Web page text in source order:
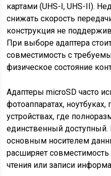
картами (UHS-I, UHS-II).
снижать скорость
конструкция не
При выборе адаптера
совместимость с
физическое состояние
Адаптеры microSD часто
фотоаппаратах, ноутбуках,
устройствах, где
единственный доступный.
основным носителем
расширяет совместимость
чтения или записи